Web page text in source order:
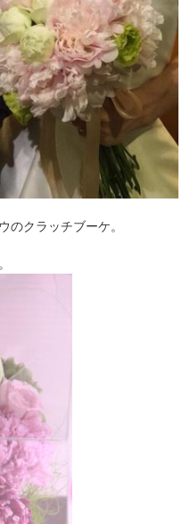
クラッチブーケ。